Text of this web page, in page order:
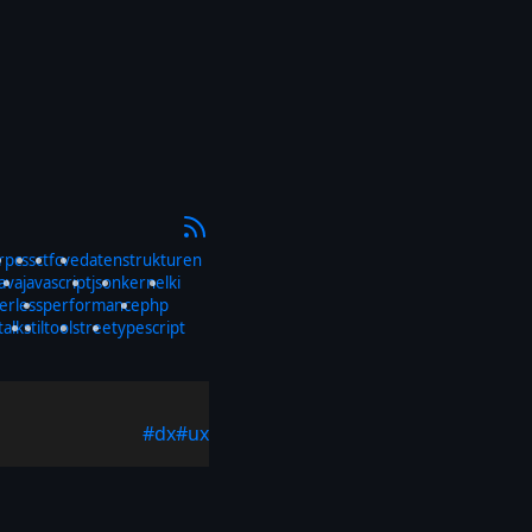
cssctfcvedatenstrukturen
javascriptjsonkernelki
performancephp
tiltoolstreetypescript
#dx#ux